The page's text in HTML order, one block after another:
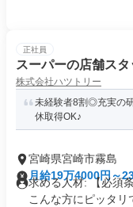
正社員
スーパーの店舗スタ
株式会社ハツトリー
未経験者8割◎充実の
休取得OK♪
宮崎県宮崎市霧島
月給19万4000円～
求める人材: 【必須
こんな方にピッタリ